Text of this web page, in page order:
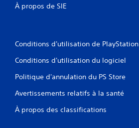
À propos de SIE
Conditions d'utilisation de PlayStation
Conditions d'utilisation du logiciel
Politique d'annulation du PS Store
Avertissements relatifs à la santé
À propos des classifications